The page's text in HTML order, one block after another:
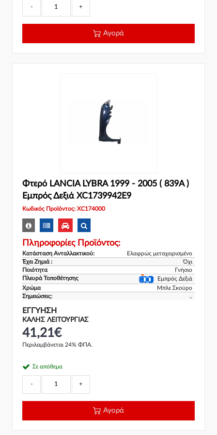
- +
Αγορά
Φτερό LANCIA LYBRA 1999 - 2005 ( 839A )
Εμπρός Δεξιά XC1739942E9
Κωδικός Προϊόντος: XC174000
Πληροφορίες Προϊόντος:
Κατάσταση Ανταλλακτικού:
Ελαφρώς μεταχειρισμένο
Έχει Ζημιά :
Όχι
Ποιότητα
Γνήσιο
Πλευρά Τοποθέτησης
Εμπρός Δεξιά
Χρώμα
Μπλε Σκούρο
Σημειώσεις:
..
ΕΓΓΎΗΣΗ
ΚΑΛΗΣ ΛΕΙΤΟΥΡΓΙΑΣ
41,21€
Περιλαμβάνεται 24% ΦΠΑ.
Σε απόθεμα
- +
Αγορά